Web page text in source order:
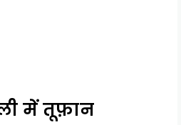
में तूफ़ान